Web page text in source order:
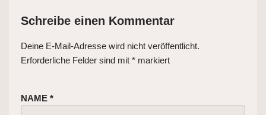
Schreibe einen Kommentar
Deine E-Mail-Adresse wird nicht veröffentlicht.
Erforderliche Felder sind mit * markiert
NAME *